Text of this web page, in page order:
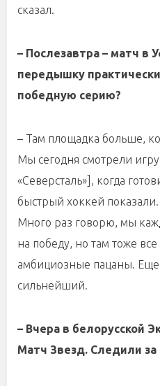
сказал.
– Послезавтра – матч в
передышку
победную серию?
– Там площадка больше,
Мы сегодня смотрели
«Северсталь»], когда
быстрый хоккей
Много раз говорю, мы
на победу, но там тоже все
амбициозные пацаны.
сильнейший.
– Вчера в белорусской
Матч Звезд. Следили за